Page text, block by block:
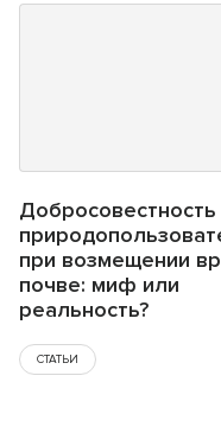
Добросовестность
при возмещении
почве: миф или
реальность?
СТАТЬИ